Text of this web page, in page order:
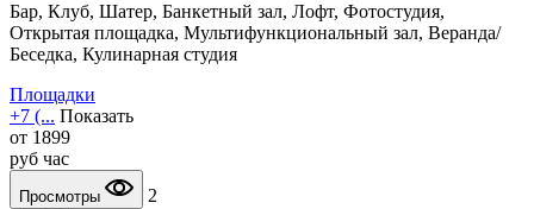
Бар, Клуб, Шатер, Банкетный зал, Лофт, Фотостудия,
Открытая площадка, Мультифункциональный зал, Веранда/
Беседка, Кулинарная студия
Площадки
+7 (... Показать
от 1899
руб час
Просмотры
2